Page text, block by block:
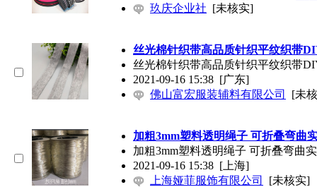
玖庆企业社 [未核实]
丝光棉针织带高品质针织平纹织带
丝光棉针织带高品质针织平纹织带
2021-09-16 15:38 [广东]
佛山富宏服装辅料有限公司
[未
加粗3mm塑料透明绳子 可折叠弯曲
加粗3mm塑料透明绳子 可折叠弯曲
2021-09-16 15:38 [上海]
上海娅菲服饰有限公司
[未核实]